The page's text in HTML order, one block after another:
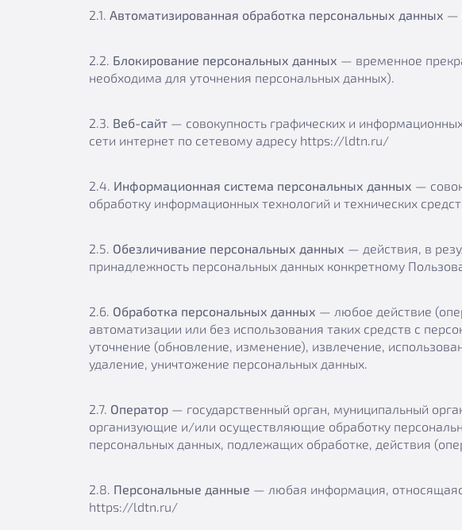
2.1. Автоматизированная обработка персональных данных —
2.2. Блокирование персональных данных — временное
необходима для уточнения персональных данных).
2.3. Веб-сайт — совокупность графических и
сети интернет по сетевому адресу https://ldtn.ru/
2.4. Информационная система персональных данных —
обработку информационных технологий и технических
2.5. Обезличивание персональных данных — действия, в
принадлежность персональных данных конкретному
2.6. Обработка персональных данных — любое действие
автоматизации или без использования таких средств с
уточнение (обновление, изменение), извлечение,
удаление, уничтожение персональных данных.
2.7. Оператор — государственный орган, муниципальный
организующие и/или осуществляющие обработку
персональных данных, подлежащих обработке, действия
2.8. Персональные данные — любая информация,
https://ldtn.ru/